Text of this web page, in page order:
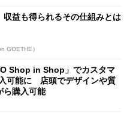
収益も得られるその仕組みとは
GOETHE）
Shop in Shop」でカスタマ
可能に 店頭でデザインや質
ら購入可能